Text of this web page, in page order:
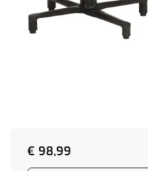
€ 98,99